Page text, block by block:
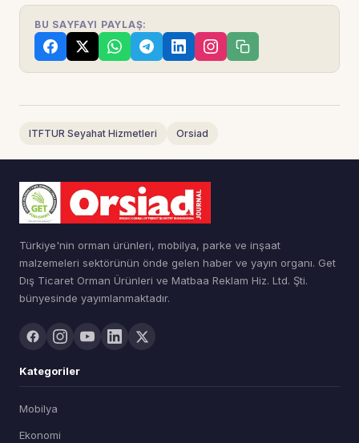
BU SAYFAYI PAYLAŞ:
ITFTUR Seyahat Hizmetleri Orsiad
Türkiye'nin orman ürünleri, mobilya, parke ve inşaat
malzemeleri sektörünün önde gelen haber ve yayın organı. Get
Dış Ticaret Orman Ürünleri ve Matbaa Reklam Hiz. Ltd. Şti.
bünyesinde yayımlanmaktadır.
Kategoriler
Mobilya
Ekonomi